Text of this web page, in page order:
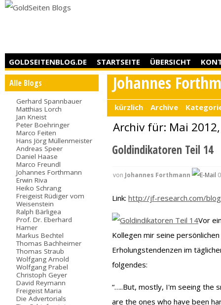
GOLDSEITENBLOG.DE STARTSEITE ÜBERSICHT
Alle Blogs
Gerhard Spannbauer
Matthias Lorch
Jan Kneist
Peter Boehringer
Marco Feiten
Hans Jörg Müllenmeister
Andreas Speer
Daniel Haase
Marco Freundl
Johannes Forthmann
Erwin Riva
Heiko Schrang
Freigeist Rüdiger vom
Weisenstein
Ralph Bärligea
Prof. Dr. Eberhard
Hamer
Markus Bechtel
Thomas Bachheimer
Thomas Straub
Wolfgang Arnold
Wolfgang Prabel
Christoph Geyer
David Reymann
Freigeist Maria
Die Advertorials
Johannes
kürzlich Archive
Archiv für: Mai
Goldindikatoren Teil 14
von Johannes Forthmann
Link:http://jf-research.com/
Vor
Kollegen mir seine
Erholungstendenzen im
folgendes:
“…..But, mostly, I'm seeing the
are the ones who have been